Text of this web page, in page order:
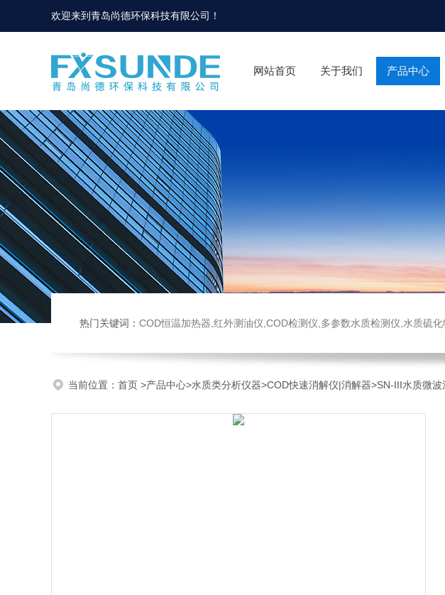
欢迎来到青岛尚德环保科技有限公司 ！
网站首页 关于我们 产品中心
热门关键词： COD恒温加热器,红外测油仪,COD检测仪,多参数水质检测仪,水质硫化物酸化吹气仪,BOD测定仪,土壤有机
当前位置： 首页 >产品中心>水质类分析仪器>COD快速消解仪|消解器>SN-III水质微波